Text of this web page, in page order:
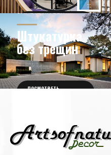
НОВОСТИ ИЗ МИРА
ДИЗАЙНА
ЗНАЕТЕ ЛИ ВЫ?
Штукатурка
без трещин
ПОСМОТРЕТЬ